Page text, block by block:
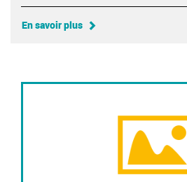
En savoir plus